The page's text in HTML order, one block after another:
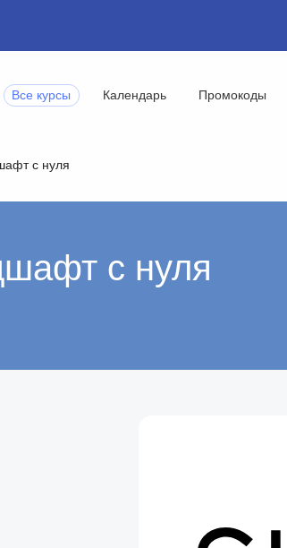
Все курсы Календарь Промокоды
с нуля
с нуля